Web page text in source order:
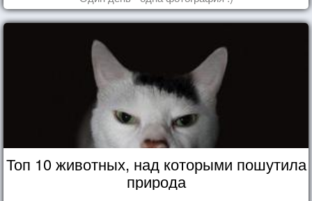
Топ 10 животных, над которыми пошутила
природа